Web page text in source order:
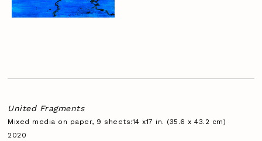
United Fragments
Mixed media on paper, 9 sheets:14 x17 in. (35.6 x 43.2 cm)
2020